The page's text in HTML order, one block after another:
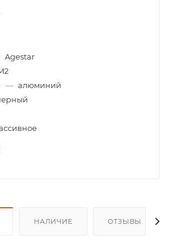
Agestar
— алюминий
НАЛИЧИЕ ОТЗЫВЫ